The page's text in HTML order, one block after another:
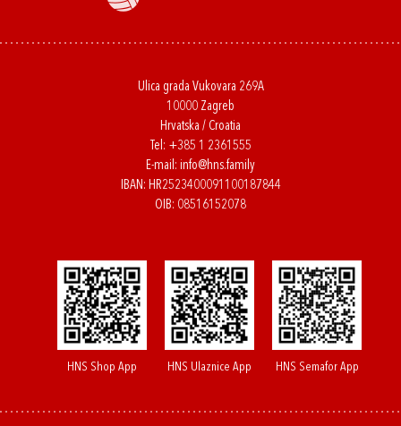
Ulica grada Vukovara 269A
10000 Zagreb
Hrvatska / Croatia
Tel: +385 1 2361555
E-mail: info@hns.family
IBAN: HR2523400091100187844
OIB: 08516152078
HNS Shop App HNS Ulaznice App HNS Semafor App